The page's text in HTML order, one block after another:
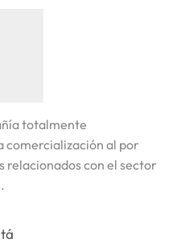
totalmente
comercialización al por
relacionados con el sector